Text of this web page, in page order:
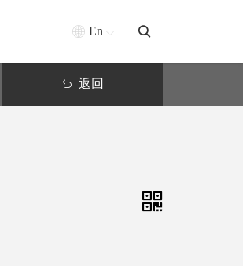
En
返回